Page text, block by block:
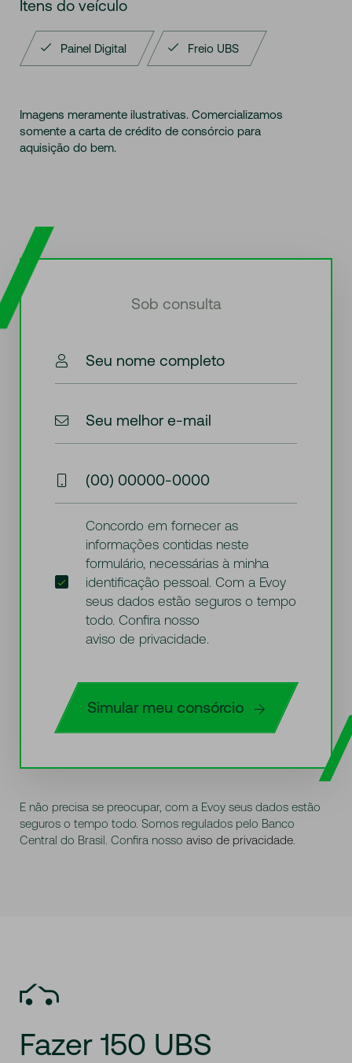
Itens do veículo
Painel Digital Freio UBS
Imagens meramente ilustrativas. Comercializamos
somente a carta de crédito de consórcio para
aquisição do bem.
Sob consulta
Seu nome completo
Seu melhor e-mail
(00) 00000-0000
Concordo em fornecer as
informações contidas neste
formulário, necessárias à minha
identificação pessoal. Com a Evoy
seus dados estão seguros o tempo
todo. Confira nosso
aviso de privacidade.
Simular meu consórcio
E não precisa se preocupar, com a Evoy seus dados estão
seguros o tempo todo. Somos regulados pelo Banco
Central do Brasil. Confira nosso aviso de privacidade.
Fazer 150 UBS